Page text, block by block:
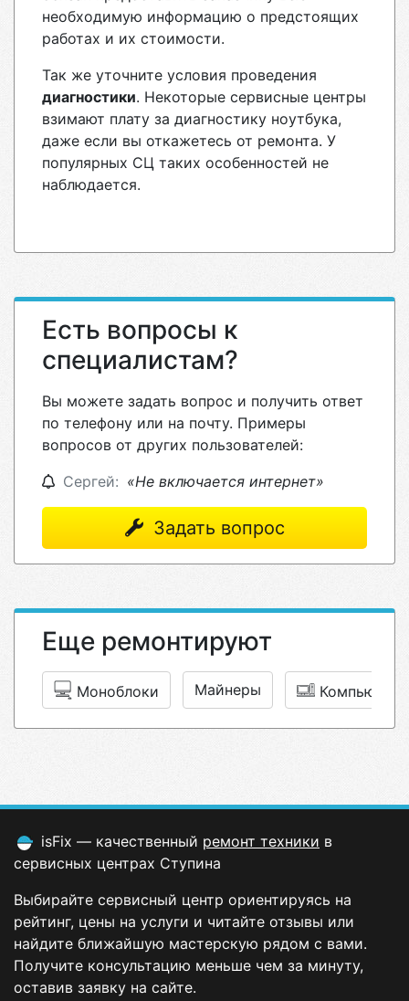
необходимую информацию о предстоящих
работах и их стоимости.
Так же уточните условия проведения
диагностики. Некоторые сервисные центры
взимают плату за диагностику ноутбука,
даже если вы откажетесь от ремонта. У
популярных СЦ таких особенностей не
наблюдается.
Есть вопросы к
специалистам?
Вы можете задать вопрос и получить ответ
по телефону или на почту. Примеры
вопросов от других пользователей:
Сергей: «Не включается интернет»
Задать вопрос
Еще ремонтируют
Моноблоки Майнеры
isFix — качественный ремонт техники в
сервисных центрах Ступина
Выбирайте сервисный центр ориентируясь на
рейтинг, цены на услуги и читайте отзывы или
найдите ближайшую мастерскую рядом с вами.
Получите консультацию меньше чем за минуту,
оставив заявку на сайте.